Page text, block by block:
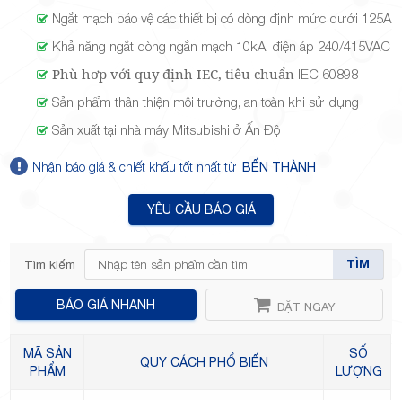
phường
Hiệp Phú,
TP.Thủ
Ngắt mạch bảo vệ các thiết bị có dòng định mức dưới 125A
Khả năng ngắt dòng ngắn mạch 10kA, điện áp 240/415VAC
Phù hơp với quy định IEC, tiêu chuẩn IEC 60898
Sản phẩm thân thiện môi trường, an toàn khi sử dụng
Sản xuất tại nhà máy Mitsubishi ở Ấn Độ
Nhận báo giá & chiết khấu tốt nhất từ BẾN THÀNH
YÊU CẦU BÁO GIÁ
Tìm kiếm TÌM
BÁO GIÁ NHANH ĐẶT NGAY
MÃ SẢN
PHẨM
QUY CÁCH PHỔ BIẾN
SỐ
LƯỢNG